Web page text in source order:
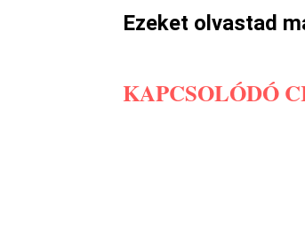
Ezeket olvastad
KAPCSOLÓDÓ